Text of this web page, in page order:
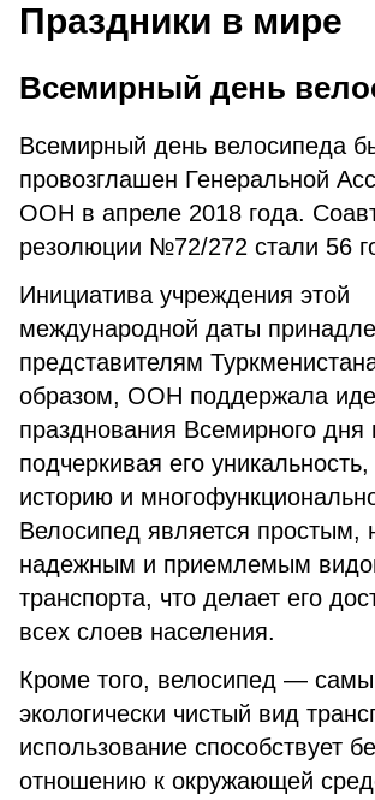
Праздники в мире
Всемирный день
Всемирный день велосипеда
провозглашен Генеральной
ООН в апреле 2018 года.
резолюции №72/272 стали 56
Инициатива учреждения этой
международной даты
представителям
образом, ООН поддержала
празднования Всемирного дня
подчеркивая его
историю и
Велосипед является простым,
надежным и приемлемым
транспорта, что делает его
всех слоев населения.
Кроме того, велосипед —
экологически чистый вид
использование способствует
отношению к окружающей